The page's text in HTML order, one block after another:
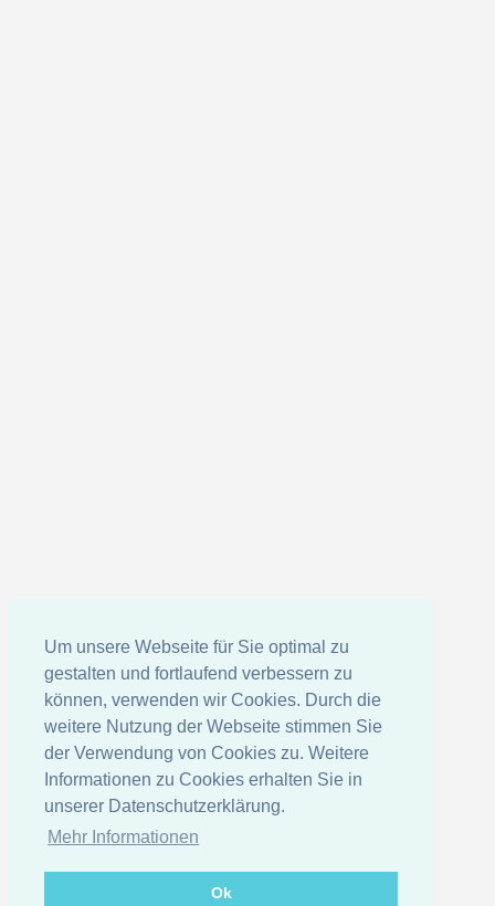
Um unsere Webseite für Sie optimal zu
gestalten und fortlaufend verbessern zu
können, verwenden wir Cookies. Durch die
weitere Nutzung der Webseite stimmen Sie
der Verwendung von Cookies zu. Weitere
Informationen zu Cookies erhalten Sie in
unserer Datenschutzerklärung.
Mehr Informationen
Ok